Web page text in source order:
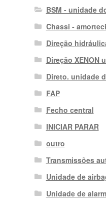
BSM - unidade
Chassi -
Direção
Direção XENON
Direto. unidade
FAP
Fecho central
INICIAR PARAR
outro
Transmissões
Unidade de
Unidade de